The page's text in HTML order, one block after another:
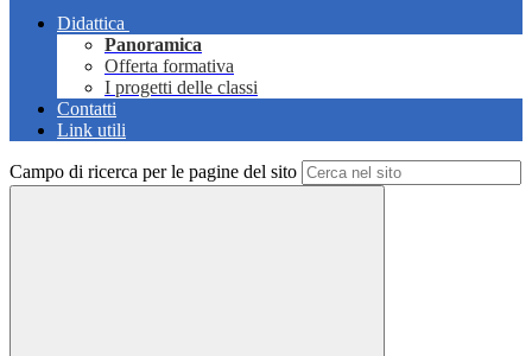
Didattica
Panoramica
Offerta formativa
I progetti delle classi
Contatti
Link utili
Campo di ricerca per le pagine del sito